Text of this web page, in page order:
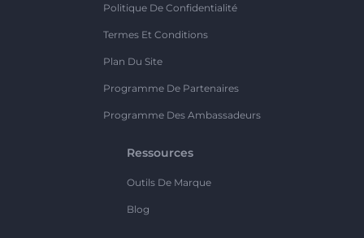
Politique De Confidentialité
Termes Et Conditions
Plan Du Site
Programme De Partenaires
Programme Des Ambassadeurs
Ressources
Outils De Marque
Blog